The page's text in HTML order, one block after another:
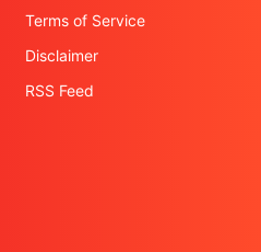
Terms of Service
Disclaimer
RSS Feed